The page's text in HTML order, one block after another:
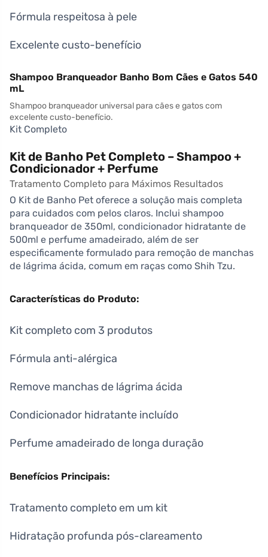
Fórmula respeitosa à pele
Excelente custo-benefício
Shampoo Branqueador Banho Bom Cães e Gatos 540
mL
Shampoo branqueador universal para cães e gatos com
excelente custo-benefício.
Kit Completo
Kit de Banho Pet Completo – Shampoo +
Condicionador + Perfume
Tratamento Completo para Máximos Resultados
O Kit de Banho Pet oferece a solução mais completa
para cuidados com pelos claros. Inclui shampoo
branqueador de 350ml, condicionador hidratante de
500ml e perfume amadeirado, além de ser
especificamente formulado para remoção de manchas
de lágrima ácida, comum em raças como Shih Tzu.
Características do Produto:
Kit completo com 3 produtos
Fórmula anti-alérgica
Remove manchas de lágrima ácida
Condicionador hidratante incluído
Perfume amadeirado de longa duração
Benefícios Principais:
Tratamento completo em um kit
Hidratação profunda pós-clareamento